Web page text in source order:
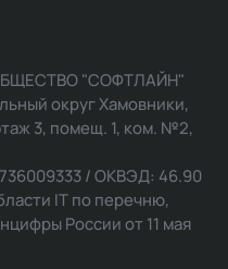
"СОФТЛАЙН"
округ Хамовники,
3, помещ. 1, ком. №2,
/ ОКВЭД: 46.90
IT по перечню,
России от 11 мая